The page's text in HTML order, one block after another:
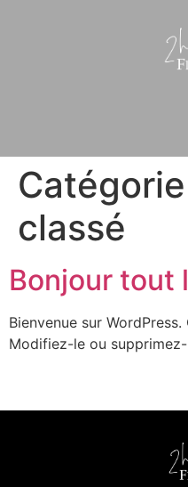
classé
Bonjour tout
Bienvenue sur
Modifiez-le ou